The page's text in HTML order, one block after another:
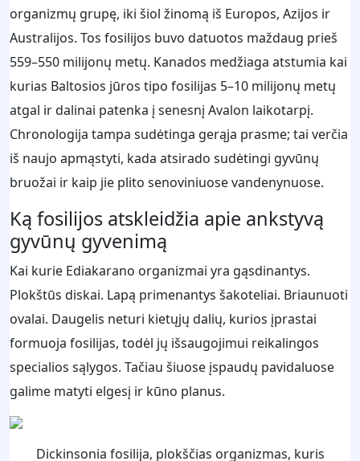
organizmų grupę, iki šiol žinomą iš Europos, Azijos ir
Australijos. Tos fosilijos buvo datuotos maždaug prieš
559–550 milijonų metų. Kanados medžiaga atstumia kai
kurias Baltosios jūros tipo fosilijas 5–10 milijonų metų
atgal ir dalinai patenka į senesnį Avalon laikotarpį.
Chronologija tampa sudėtinga gerąja prasme; tai verčia
iš naujo apmąstyti, kada atsirado sudėtingi gyvūnų
bruožai ir kaip jie plito senoviniuose vandenynuose.
Ką fosilijos atskleidžia apie ankstyvą
gyvūnų gyvenimą
Kai kurie Ediakarano organizmai yra gąsdinantys.
Plokštūs diskai. Lapą primenantys šakoteliai. Briaunuoti
ovalai. Daugelis neturi kietųjų dalių, kurios įprastai
formuoja fosilijas, todėl jų išsaugojimui reikalingos
specialios sąlygos. Tačiau šiuose įspaudų pavidaluose
galime matyti elgesį ir kūno planus.
Dickinsonia fosilija, plokščias organizmas, kuris